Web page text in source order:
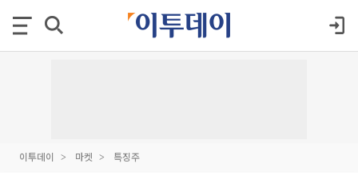
이투데이 마켓 특징주